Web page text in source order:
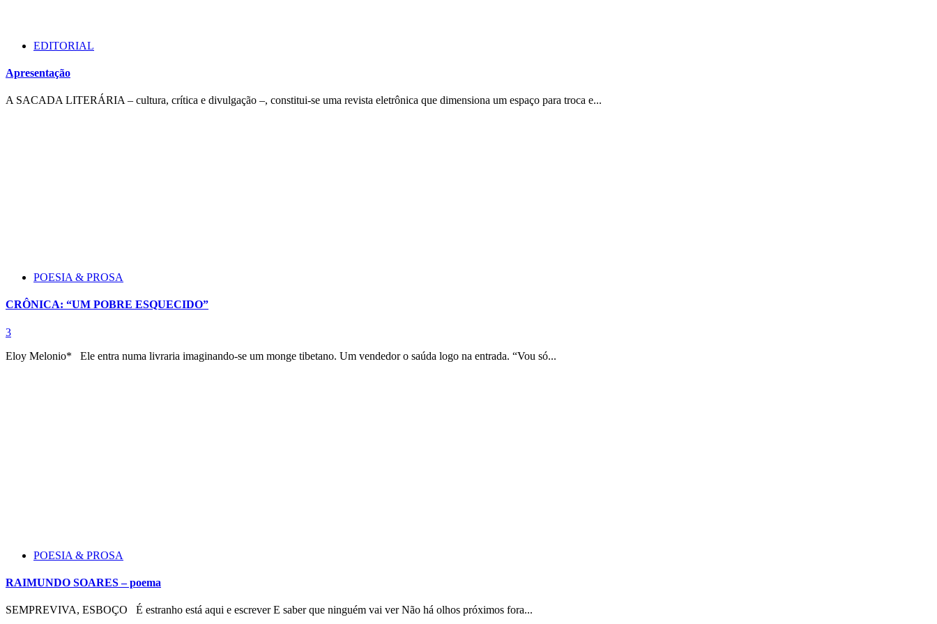
EDITORIAL
Apresentação
A SACADA LITERÁRIA – cultura, crítica e divulgação –, constitui-se uma revista eletrônica que dimensiona um espaço para troca e...
POESIA & PROSA
CRÔNICA: “UM POBRE ESQUECIDO”
3
Eloy Melonio* Ele entra numa livraria imaginando-se um monge tibetano. Um vendedor o saúda logo na entrada. “Vou só...
POESIA & PROSA
RAIMUNDO SOARES – poema
SEMPREVIVA, ESBOÇO É estranho está aqui e escrever E saber que ninguém vai ver Não há olhos próximos fora...